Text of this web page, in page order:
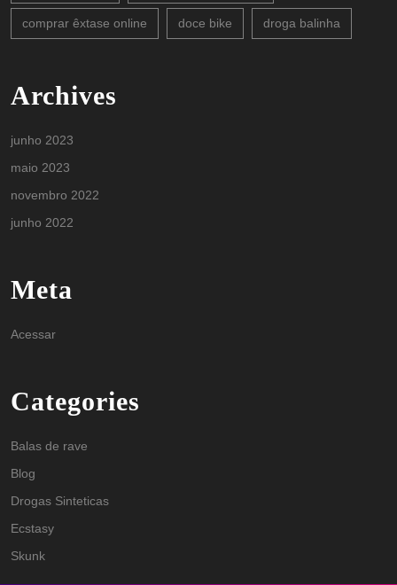
comprar êxtase online doce bike droga balinha
Archives
junho 2023
maio 2023
novembro 2022
junho 2022
Meta
Acessar
Categories
Balas de rave
Blog
Drogas Sinteticas
Ecstasy
Skunk